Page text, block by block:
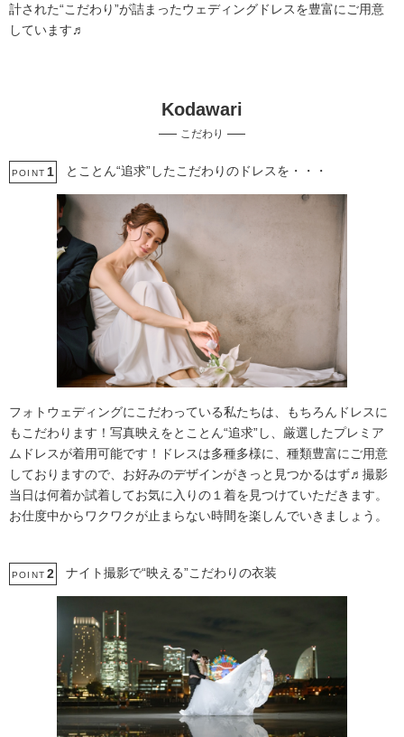
動画の作成
クレジットカード支払い
夜景での撮影
スタジオでの撮影
ソロウエディング
3万円以下のプラン
計された“こだわり”が詰まったウェディングドレスを豊富にご用意
しています♬
Kodawari
こだわり
POINT 1 とことん“追求”したこだわりのドレスを・・・
フォトウェディングにこだわっている私たちは、もちろんドレスに
もこだわります！写真映えをとことん“追求”し、厳選したプレミア
ムドレスが着用可能です！ドレスは多種多様に、種類豊富にご用意
しておりますので、お好みのデザインがきっと見つかるはず♬撮影
当日は何着か試着してお気に入りの１着を見つけていただきます。
お仕度中からワクワクが止まらない時間を楽しんでいきましょう。
POINT 2 ナイト撮影で“映える”こだわりの衣装